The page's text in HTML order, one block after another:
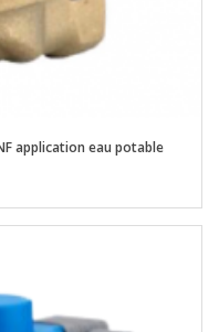
application eau potable